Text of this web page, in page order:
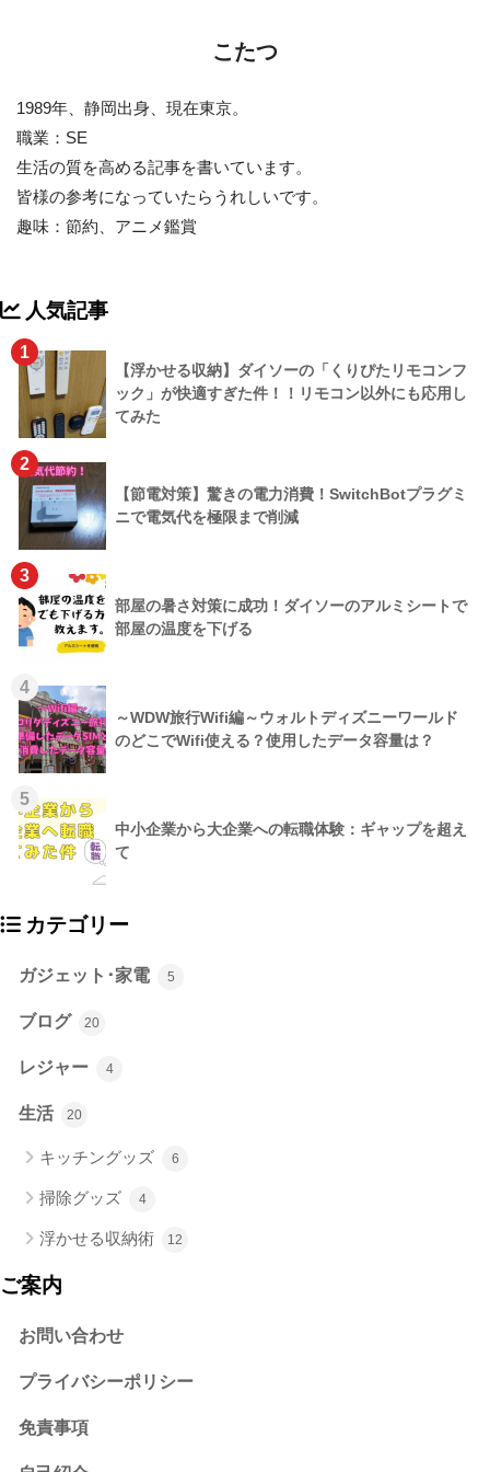
こたつ
1989年、静岡出身、現在東京。
職業：SE
生活の質を高める記事を書いています。
皆様の参考になっていたらうれしいです。
趣味：節約、アニメ鑑賞
人気記事
1
【浮かせる収納】ダイソーの「くりぴたリモコンフ
ック」が快適すぎた件！！リモコン以外にも応用し
てみた
2
【節電対策】驚きの電力消費！SwitchBotプラグミ
ニで電気代を極限まで削減
3
部屋の暑さ対策に成功！ダイソーのアルミシートで
部屋の温度を下げる
4
～WDW旅行Wifi編～ウォルトディズニーワールド
のどこでWifi使える？使用したデータ容量は？
5
中小企業から大企業への転職体験：ギャップを超え
て
カテゴリー
ガジェット･家電 5
ブログ 20
レジャー 4
生活 20
キッチングッズ 6
掃除グッズ 4
浮かせる収納術 12
ご案内
お問い合わせ
プライバシーポリシー
免責事項